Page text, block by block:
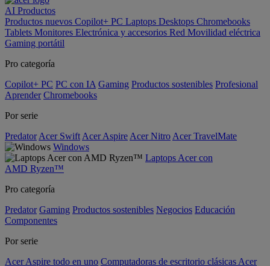
AI Productos
Productos nuevos Copilot+ PC Laptops Desktops Chromebooks
Tablets Monitores Electrónica y accesorios Red Movilidad eléctrica
Gaming portátil
Pro categoría
Copilot+ PC PC con IA Gaming Productos sostenibles Profesional
Aprender Chromebooks
Por serie
Predator Acer Swift Acer Aspire Acer Nitro Acer TravelMate
Windows
Laptops Acer con
AMD Ryzen™
Pro categoría
Predator Gaming Productos sostenibles Negocios Educación
Componentes
Por serie
Acer Aspire todo en uno Computadoras de escritorio clásicas Acer